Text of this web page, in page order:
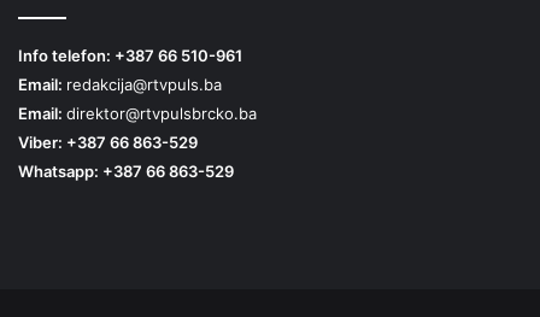
Info telefon: +387 66 510-961
Email: redakcija@rtvpuls.ba
Email: direktor@rtvpulsbrcko.ba
Viber: +387 66 863-529
Whatsapp: +387 66 863-529